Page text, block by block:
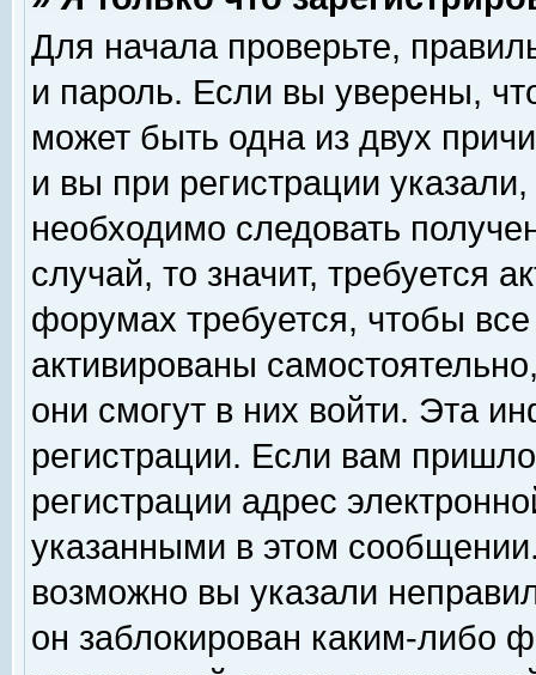
Для начала проверьте,
и пароль. Если вы уверены,
может быть одна из двух
и вы при регистрации
необходимо следовать
случай, то значит, требуется
форумах требуется, чтобы
активированы
они смогут в них войти. Эта
регистрации. Если вам
регистрации адрес
указанными в этом
возможно вы указали
он заблокирован каким-либо